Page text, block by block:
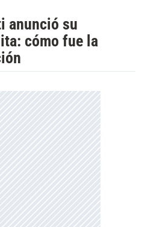
anunció su
cómo fue la